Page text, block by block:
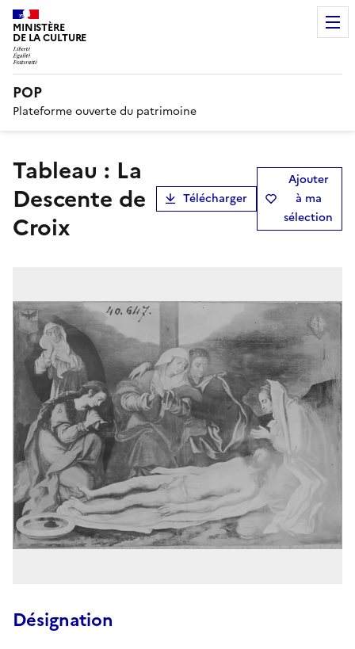
MINISTÈRE
DE LA CULTURE
POP
Plateforme ouverte du patrimoine
tableau : La
Descente de
Croix
Télécharger
Ajouter
à ma
sélection
Désignation